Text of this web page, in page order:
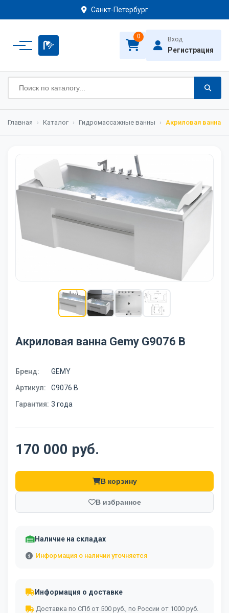
Санкт-Петербург
0 Вход
Регистрация
Главная › Каталог › Гидромассажные ванны › Акриловая ванна
Акриловая ванна Gemy G9076 B
Бренд:
GEMY
Артикул:
G9076 B
Гарантия: 3 года
170 000 руб.
В корзину
В избранное
Наличие на складах
Информация о наличии уточняется
Информация о доставке
Доставка по СПб от 500 руб., по России от 1000 руб.